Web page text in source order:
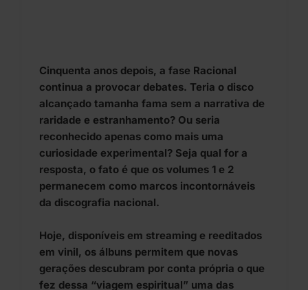
Cinquenta anos depois, a fase Racional
continua a provocar debates. Teria o disco
alcançado tamanha fama sem a narrativa de
raridade e estranhamento? Ou seria
reconhecido apenas como mais uma
curiosidade experimental? Seja qual for a
resposta, o fato é que os volumes 1 e 2
permanecem como marcos incontornáveis
da discografia nacional.
Hoje, disponíveis em streaming e reeditados
em vinil, os álbuns permitem que novas
gerações descubram por conta própria o que
fez dessa “viagem espiritual” uma das